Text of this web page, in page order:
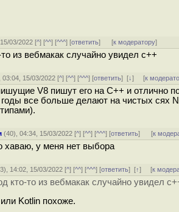
03/2022 [^] [^^] [^^^] [ответить] [к модератору]
то из вебмакак случайно увидел c++
03:04, 15/03/2022 [^] [^^] [^^^] [ответить][↓] [к
V8 пишут его на C++ и отлично
все больше делают на чистых сях
(40), 04:34, 15/03/2022 [^] [^^] [^^^] [ответить] [к
хаваю, у меня нет выбора
), 14:02, 15/03/2022 [^] [^^] [^^^] [ответить][↑] [к
кто-то из вебмакак случайно увидел
Kotlin похоже.